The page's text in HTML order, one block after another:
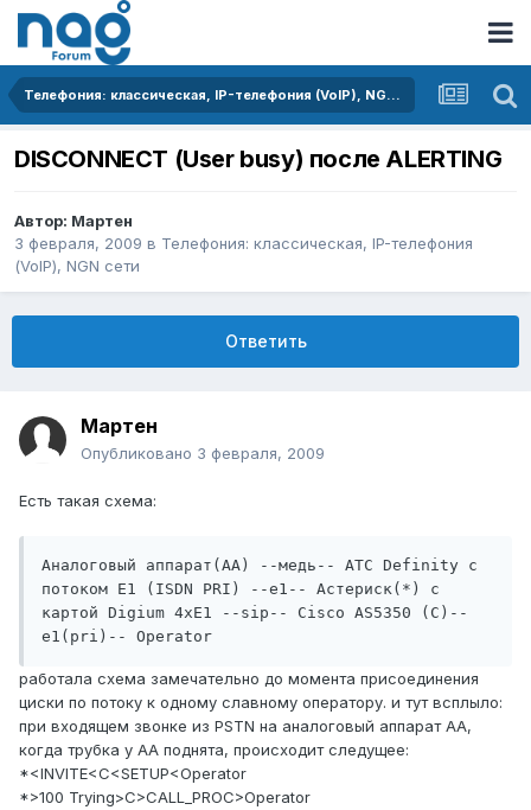
Телефония: классическая, IP-телефония (VoIP), NGN сети
DISCONNECT (User busy) после ALERTING
Автор: Мартен
3 февраля, 2009 в Телефония: классическая, IP-телефония
(VoIP), NGN сети
Ответить
Мартен
Опубликовано 3 февраля, 2009
Есть такая схема:
Аналоговый аппарат(АА) --медь-- АТС Definity с
потоком Е1 (ISDN PRI) --e1-- Астериск(*) с
картой Digium 4xE1 --sip-- Cisco AS5350 (C)--
e1(pri)-- Operator
работала схема замечательно до момента присоединения
циски по потоку к одному славному оператору. и тут всплыло:
при входящем звонке из PSTN на аналоговый аппарат АА,
когда трубка у АА поднята, происходит следущее:
*<INVITE<C<SETUP<Operator
*>100 Trying>C>CALL_PROC>Operator